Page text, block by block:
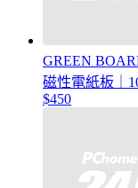
GREEN
磁性電紙板｜
$450